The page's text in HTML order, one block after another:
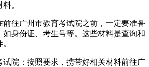
。
前往广州市教育考试院之前，一定要准备
如身份证、考生号等。这些材料是查询和
试院：按照要求，携带好相关材料前往广